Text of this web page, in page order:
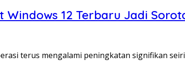
Windows 12 Terbaru Jadi
terus mengalami peningkatan signifikan